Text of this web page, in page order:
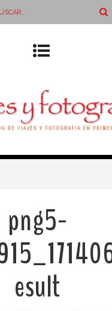
png5-
esult